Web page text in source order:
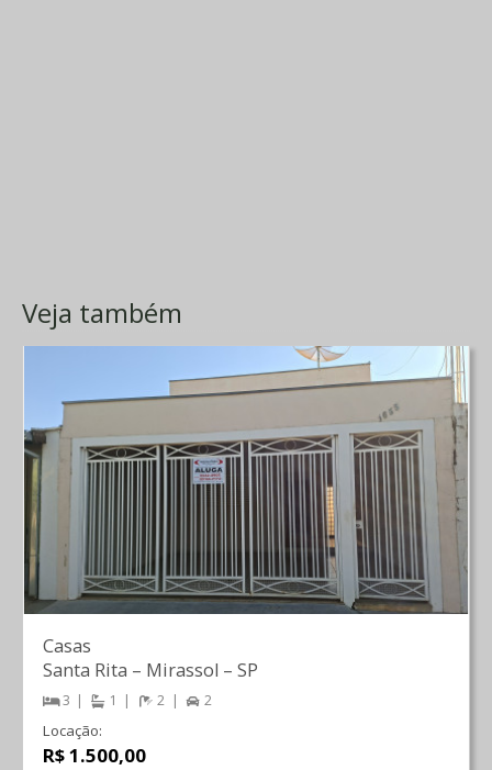
Veja também
Casas
Santa Rita – Mirassol – SP
3 1 2 2
Locação:
R$ 1.500,00